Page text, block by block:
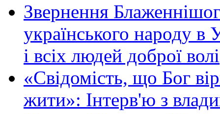
Звернення
українського народу в
і всіх людей доброї волі
«Свідомість, що Бог
жити»: Інтерв'ю з